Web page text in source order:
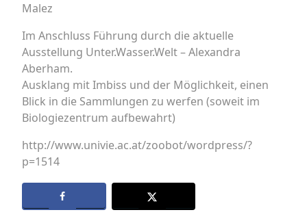
Malez
Im Anschluss Führung durch die aktuelle
Ausstellung Unter.Wasser.Welt – Alexandra
Aberham.
Ausklang mit Imbiss und der Möglichkeit, einen
Blick in die Sammlungen zu werfen (soweit im
Biologiezentrum aufbewahrt)
http://www.univie.ac.at/zoobot/wordpress/?
p=1514